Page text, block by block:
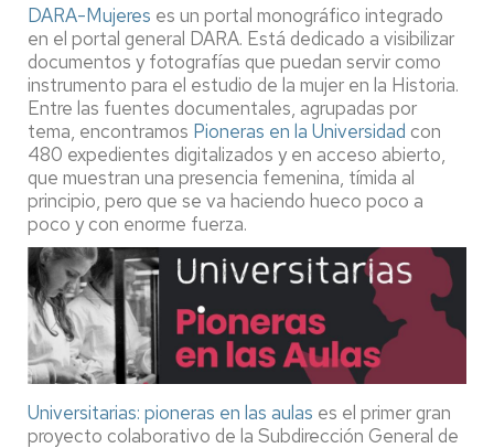
DARA-Mujeres es un portal monográfico integrado
en el portal general DARA. Está dedicado a visibilizar
documentos y fotografías que puedan servir como
instrumento para el estudio de la mujer en la Historia.
Entre las fuentes documentales, agrupadas por
tema, encontramos Pioneras en la Universidad con
480 expedientes digitalizados y en acceso abierto,
que muestran una presencia femenina, tímida al
principio, pero que se va haciendo hueco poco a
poco y con enorme fuerza.
Universitarias: pioneras en las aulas es el primer gran
proyecto colaborativo de la Subdirección General de